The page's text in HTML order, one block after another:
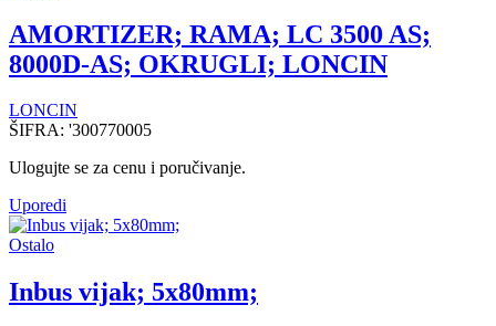
AMORTIZER; RAMA; LC 3500 AS;
8000D-AS; OKRUGLI; LONCIN
LONCIN
ŠIFRA: '300770005
Ulogujte se za cenu i poručivanje.
Uporedi
Ostalo
Inbus vijak; 5x80mm;